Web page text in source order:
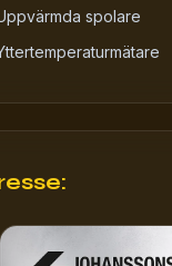
spolare